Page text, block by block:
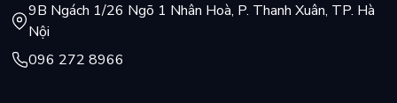
Thay đổi so với các phiên bản switch trước
- Switch được làm bằng chất liệu POM (Housing / Stem)
9B Ngách 1/26 Ngõ 1 Nhân Hoà, P. Thanh Xuân, TP. Hà
Nội
096 272 8966